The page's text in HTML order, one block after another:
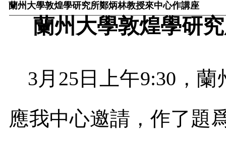
蘭州大學敦煌學研究所鄭炳林教授來中心作講座
蘭州大學敦煌學研
3月 25 日上午9:30 ，
應我中心邀請，作了題